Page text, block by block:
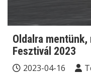
Oldalra
Fesztivál 2023
2023-04-16